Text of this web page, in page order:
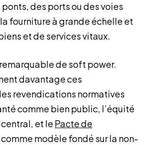
des ports ou des voies
fourniture à grande échelle et
et de services vitaux.
de soft power.
davantage ces
revendications normatives
comme bien public, l’équité
et le Pacte de
comme modèle fondé sur la non-